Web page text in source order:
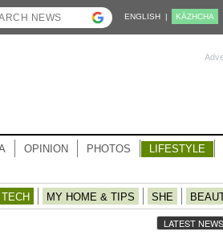
ENGLISH | KĀZHCHA
OPINION PHOTOS LIFESTYLE
TECH MY HOME & TIPS SHE
LATEST NEWS